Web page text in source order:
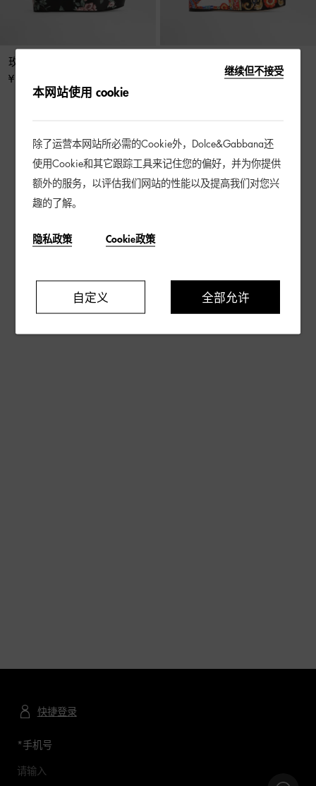
玫瑰印花皮革坡跟凉鞋
¥ 12,000
Carretto 印花织锦坡跟凉鞋
4 / 4 产品
快捷登录
*手机号
继续但不接受
本网站使用 cookie
除了运营本网站所必需的Cookie外，Dolce&Gabbana还
使用Cookie和其它跟踪工具来记住您的偏好，并为你提供
额外的服务，以评估我们网站的性能以及提高我们对您兴
趣的了解。
隐私政策 Cookie政策
自定义 全部允许